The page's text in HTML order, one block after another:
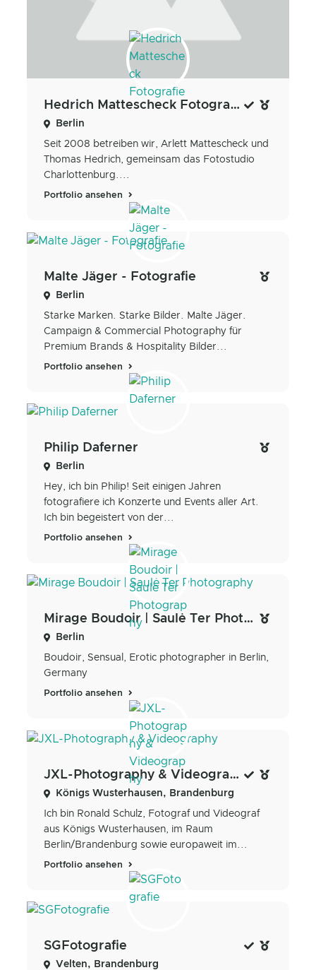
Hedrich Mattescheck Fotografie
Berlin
Seit 2008 betreiben wir, Arlett Mattescheck und
Thomas Hedrich, gemeinsam das Fotostudio
Charlottenburg....
Portfolio ansehen
Malte Jäger - Fotografie
Berlin
Starke Marken. Starke Bilder. Malte Jäger.
Campaign & Commercial Photography für
Premium Brands & Hospitality Bilder...
Portfolio ansehen
Philip Daferner
Berlin
Hey, ich bin Philip! Seit einigen Jahren
fotografiere ich Konzerte und Events aller Art.
Ich bin begeistert von der...
Portfolio ansehen
Mirage Boudoir | Saulė Ter Photography
Berlin
Boudoir, Sensual, Erotic photographer in Berlin,
Germany
Portfolio ansehen
JXL-Photography & Videography
Königs Wusterhausen, Brandenburg
Ich bin Ronald Schulz, Fotograf und Videograf
aus Königs Wusterhausen, im Raum
Berlin/Brandenburg sowie europaweit im...
Portfolio ansehen
SGFotografie
Velten, Brandenburg